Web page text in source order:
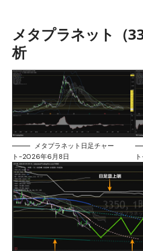
メタプラネット（
析
メタプラネット日足チャー
ト-2026年6月8日